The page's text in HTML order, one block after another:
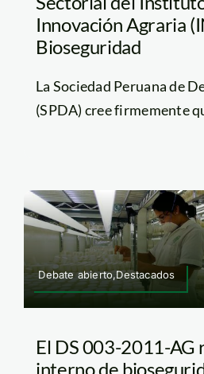
Innovación Agraria
Bioseguridad
La Sociedad Peruana de
(SPDA) cree firmemente
Debate abierto,Destacados
El DS 003-2011-AG
interno de